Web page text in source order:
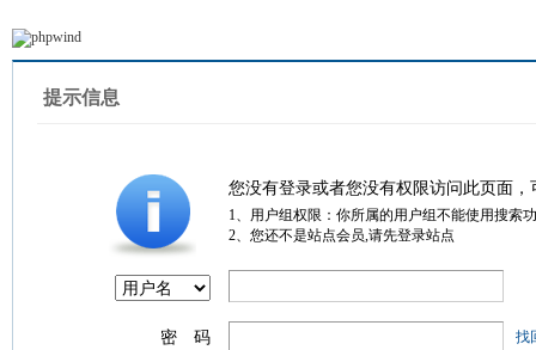
提示信息
您没有登录或者您没有权限访问此页面
1、用户组权限：你所属的用户组不能使用搜索
2、您还不是站点会员,请先登录站点
密 码 找